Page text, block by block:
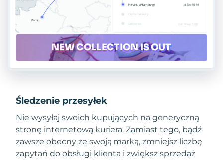
Śledzenie przesyłek
Nie wysyłaj swoich kupujących na generyczną
stronę internetową kuriera. Zamiast tego, bądź
zawsze obecny ze swoją marką, zmniejsz liczbę
zapytań do obsługi klienta i zwiększ sprzedaż